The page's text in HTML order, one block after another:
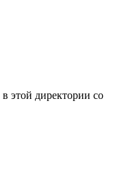
в этой директории со